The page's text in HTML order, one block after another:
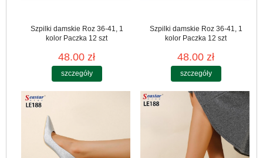
Szpilki damskie Roz 36-41, 1
kolor Paczka 12 szt
48.00 zł
szczegóły
Szpilki damskie Roz 36-41, 1
kolor Paczka 12 szt
48.00 zł
szczegóły